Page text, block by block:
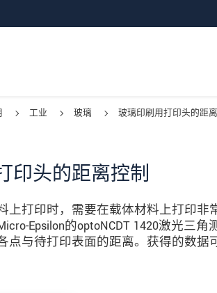
工业 玻璃 玻璃印刷用打印头的距
印头的距离控制
上打印时，需要在载体材料上打印
Epsilon的optoNCDT 1420激光三
点与待打印表面的距离。获得的数